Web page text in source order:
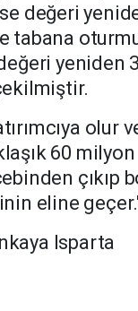
değeri
tabana
yeniden
olur
60
çıkıp
eline
Isparta